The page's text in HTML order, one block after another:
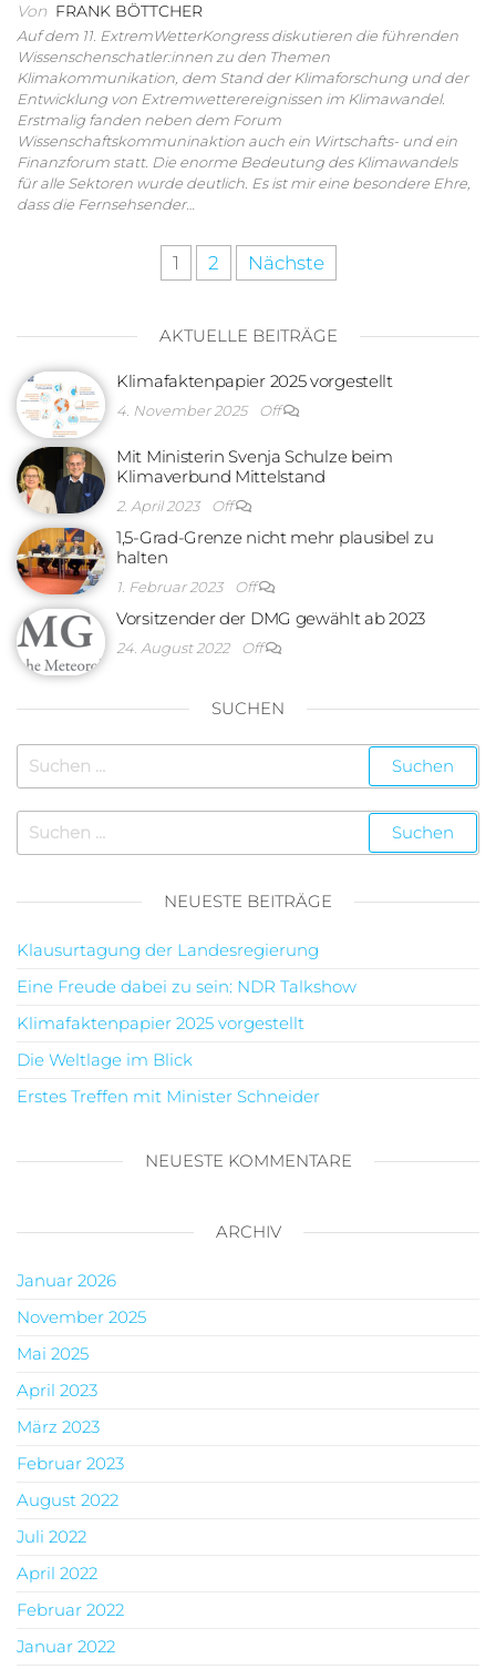
Von FRANK BÖTTCHER
Auf dem 11. ExtremWetterKongress diskutieren die führenden
Wissenschenschatler:innen zu den Themen
Klimakommunikation, dem Stand der Klimaforschung und der
Entwicklung von Extremwetterereignissen im Klimawandel.
Erstmalig fanden neben dem Forum
Wissenschaftskommuninaktion auch ein Wirtschafts- und ein
Finanzforum statt. Die enorme Bedeutung des Klimawandels
für alle Sektoren wurde deutlich. Es ist mir eine besondere Ehre,
dass die Fernsehsender…
1 2 Nächste
AKTUELLE BEITRÄGE
Klimafaktenpapier 2025 vorgestellt
4. November 2025 Off
Mit Ministerin Svenja Schulze beim
Klimaverbund Mittelstand
2. April 2023 Off
1,5-Grad-Grenze nicht mehr plausibel zu
halten
1. Februar 2023 Off
Vorsitzender der DMG gewählt ab 2023
24. August 2022 Off
SUCHEN
NEUESTE BEITRÄGE
Klausurtagung der Landesregierung
Eine Freude dabei zu sein: NDR Talkshow
Klimafaktenpapier 2025 vorgestellt
Die Weltlage im Blick
Erstes Treffen mit Minister Schneider
NEUESTE KOMMENTARE
ARCHIV
Januar 2026
November 2025
Mai 2025
April 2023
März 2023
Februar 2023
August 2022
Juli 2022
April 2022
Februar 2022
Januar 2022